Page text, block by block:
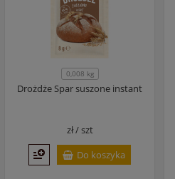
0,008 kg
Drożdże Spar suszone instant
zł /szt
Do koszyka